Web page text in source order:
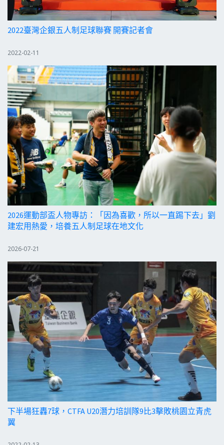
2022臺灣企銀五人制足球聯賽 開賽記者會
2022-02-11
2026運動部盃人物專訪：「因為喜歡，所以一直踢下去」劉
建宏用熱愛，培養五人制足球在地文化
2026-07-21
下半場狂轟7球，CTFA U20潛力培訓隊9比3擊敗桃園立青虎
翼